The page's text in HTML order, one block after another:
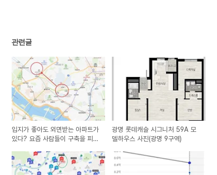
관련글
입지가 좋아도 외면받는 아파트가
있다? 요즘 사람들이 구축을 피하
광명 롯데캐슬 시그니처 59A 모
델하우스 사진(광명 9구역)